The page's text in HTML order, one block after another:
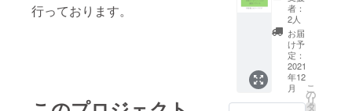
行っております。
す。 ・
お礼の
メッ
セージ
メール
・お礼
の手紙
・オリ
ジナル
利用権
（割引
チケッ
ト6000
円分）
期限は3
年間
（2025
年1月1
者：
2人
お届
け予
定：
2021
年12
月
こ
の
リ
タ